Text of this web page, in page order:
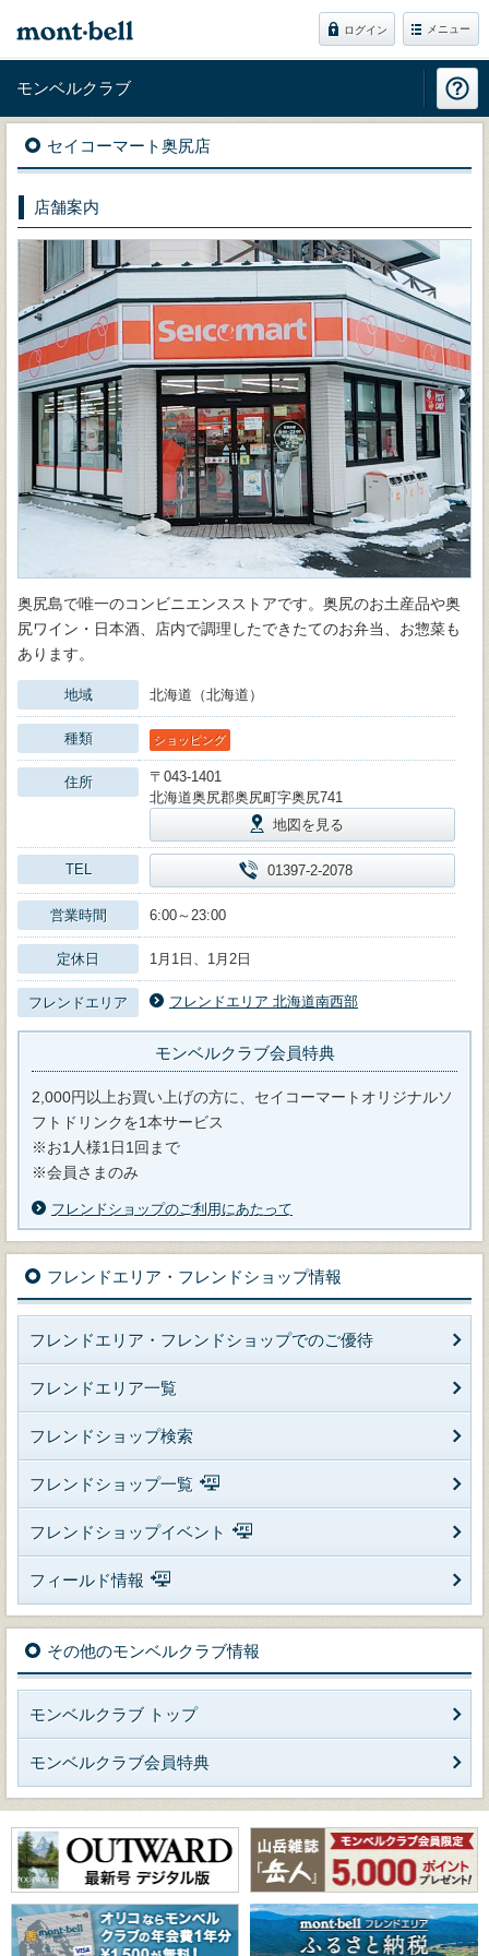
ログイン メニュー
モンベルクラブ
セイコーマート奥尻店
店舗案内
奥尻島で唯一のコンビニエンスストアです。奥尻のお土産品や奥
尻ワイン・日本酒、店内で調理したできたてのお弁当、お惣菜も
あります。
地域 北海道（北海道）
種類 ショッピング
住所
〒043-1401
北海道奥尻郡奥尻町字奥尻741
地図を見る
TEL 01397-2-2078
営業時間 6:00～23:00
定休日 1月1日、1月2日
フレンドエリア フレンドエリア 北海道南西部
モンベルクラブ会員特典
2,000円以上お買い上げの方に、セイコーマートオリジナルソ
フトドリンクを1本サービス
※お1人様1日1回まで
※会員さまのみ
フレンドショップのご利用にあたって
フレンドエリア・フレンドショップ情報
フレンドエリア・フレンドショップでのご優待
フレンドエリア一覧
フレンドショップ検索
フレンドショップ一覧
フレンドショップイベント
フィールド情報
その他のモンベルクラブ情報
モンベルクラブ トップ
モンベルクラブ会員特典